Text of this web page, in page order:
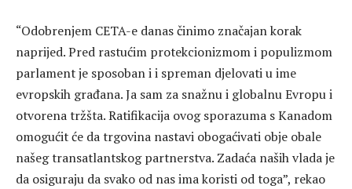
“Odobrenjem CETA-e danas činimo značajan korak
naprijed. Pred rastućim protekcionizmom i populizmom
parlament je sposoban i i spreman djelovati u ime
evropskih građana. Ja sam za snažnu i globalnu Evropu i
otvorena tržšta. Ratifikacija ovog sporazuma s Kanadom
omogućit će da trgovina nastavi obogaćivati obje obale
našeg transatlantskog partnerstva. Zadaća naših vlada je
da osiguraju da svako od nas ima koristi od toga”, rekao